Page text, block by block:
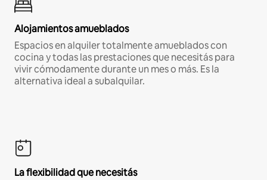
Alojamientos amueblados
Espacios en alquiler totalmente amueblados con
cocina y todas las prestaciones que necesitás para
vivir cómodamente durante un mes o más. Es la
alternativa ideal a subalquilar.
La flexibilidad que necesitás